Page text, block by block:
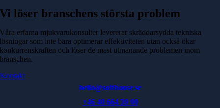
Vi löser branschens största problem
Våra erfarna mjukvarukonsulter levererar skräddarsydda tekniska
lösningar som inte bara optimerar effektiviteten utan också ökar
konkurrenskraften och löser de mest utmanande problemen inom
branschen.
Kontakt
hello@softhouse.se
+46 40 664 39 00